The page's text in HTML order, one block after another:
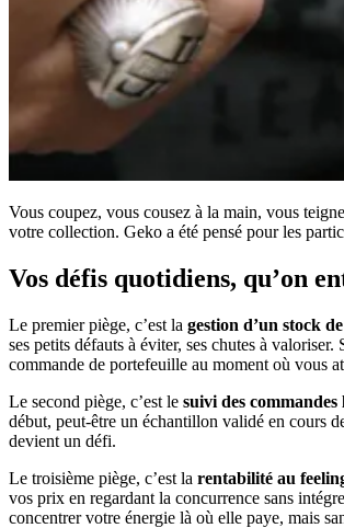
Vous coupez, vous cousez à la main, vous
votre collection. Geko a été pensé pour les
Vos défis quotidiens, qu’on
Le premier piège, c’est la gestion d’un stock
ses petits défauts à éviter, ses chutes à
commande de portefeuille au moment où vous
Le second piège, c’est le suivi des commandes
début, peut-être un échantillon validé en cours
devient un défi.
Le troisième piège, c’est la rentabilité au
vos prix en regardant la concurrence sans
concentrer votre énergie là où elle paye, mais